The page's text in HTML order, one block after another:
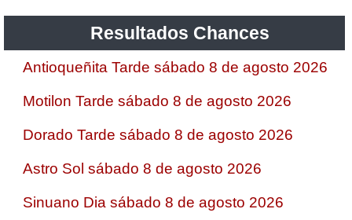
Resultados Chances
Antioqueñita Tarde sábado 8 de agosto 2026
Motilon Tarde sábado 8 de agosto 2026
Dorado Tarde sábado 8 de agosto 2026
Astro Sol sábado 8 de agosto 2026
Sinuano Dia sábado 8 de agosto 2026